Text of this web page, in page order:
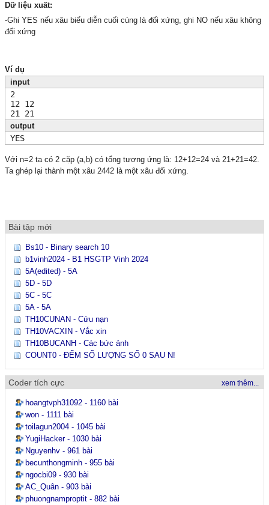
Dữ liệu xuất:
-Ghi YES nếu xâu biểu diễn cuối cùng là đối xứng, ghi NO nếu xâu không
đối xứng
Ví dụ
input
2
12 12
21 21
output
YES
Với n=2 ta có 2 cặp (a,b) có tổng tương ứng là: 12+12=24 và 21+21=42.
Ta ghép lại thành một xâu 2442 là một xâu đối xứng.
Bài tập mới
Bs10 - Binary search 10
b1vinh2024 - B1 HSGTP Vinh 2024
5A(edited) - 5A
5D - 5D
5C - 5C
5A - 5A
TH10CUNAN - Cứu nạn
TH10VACXIN - Vắc xin
TH10BUCANH - Các bức ảnh
COUNT0 - ĐẾM SỐ LƯỢNG SỐ 0 SAU N!
xem thêm...
Coder tích cực
hoangtvph31092 - 1160 bài
won - 1111 bài
toilagun2004 - 1045 bài
YugiHacker - 1030 bài
Nguyenhv - 961 bài
becunthongminh - 955 bài
ngocbi09 - 930 bài
AC_Quân - 903 bài
phuongnamproptit - 882 bài